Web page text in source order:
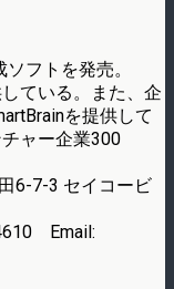
フトを発売。
ている。また、企
を提供して
ャー企業300
6-7-3 セイコービ
Email: